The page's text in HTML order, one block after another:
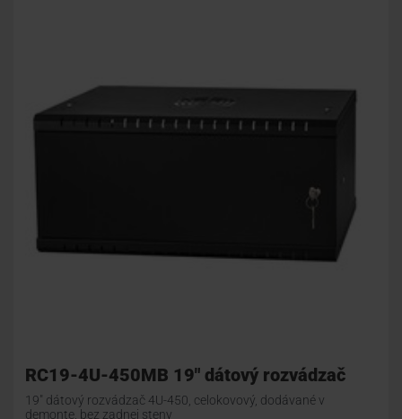
RC19-4U-450MB 19" dátový rozvádzač
19" dátový rozvádzač 4U-450, celokovový, dodávané v
demonte, bez zadnej steny